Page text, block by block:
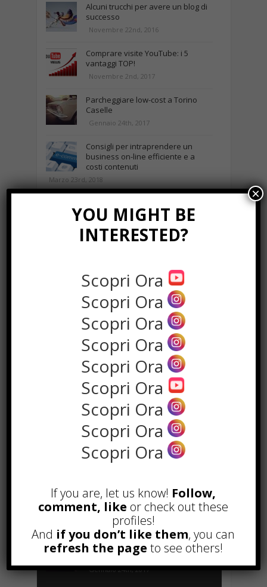
Alcuni trucchi per avere un blog di
successo
Novembre 22nd, 2016
Comprare visite YouTube: i 5
vantaggi TOP!
Novembre 2nd, 2017
Parcheggiare low-cost a Torino
Caselle
Gennaio 24th, 2017
Consigli per intraprendere un
business on-line efficiente e a
costi contenuti
Marzo 23rd, 2018
NEWS IN UNA FOTO
POPOLARI
Alcuni trucchi per avere un blog di
successo
Comprare visite YouTube: i 5
vantaggi TOP!
Novembre 2nd, 2017
Parcheggiare low-cost a Torino
Gennaio 24th, 2017
YOU MIGHT BE
INTERESTED?
Scopri Ora
Scopri Ora
Scopri Ora
Scopri Ora
Scopri Ora
Scopri Ora
Scopri Ora
Scopri Ora
Scopri Ora
If you are, let us know! Follow,
comment, like or check out these
profiles!
And if you don’t like them, you can
refresh the page to see others!
×